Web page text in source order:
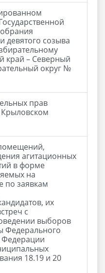
девятого созыва
край – Северный
округ №
прав
Крыловском
агитационных
в форме
на
по заявкам
их
с
выборов
Федерального
Федерации
18.19 и 20